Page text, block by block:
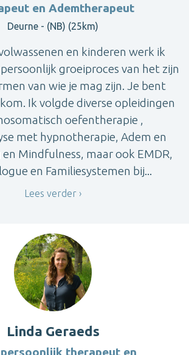
en Ademtherapeut
Deurne - (NB) (25km)
en kinderen werk ik
groeiproces van het zijn
van wie je mag zijn. Je bent
Ik volgde diverse opleidingen
oefentherapie ,
met hypnotherapie, Adem en
Mindfulness, maar ook EMDR,
en Familiesystemen bij...
Lees verder
Linda Geraeds
therapeut en